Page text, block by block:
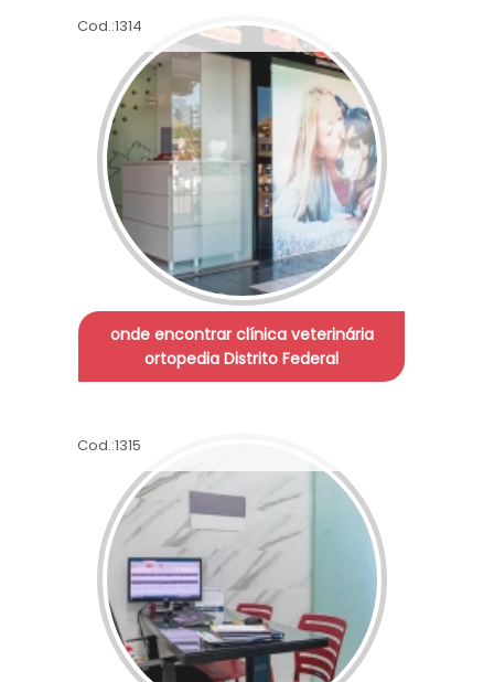
Cod.:1314
onde encontrar clínica veterinária
ortopedia Distrito Federal
Cod.:1315